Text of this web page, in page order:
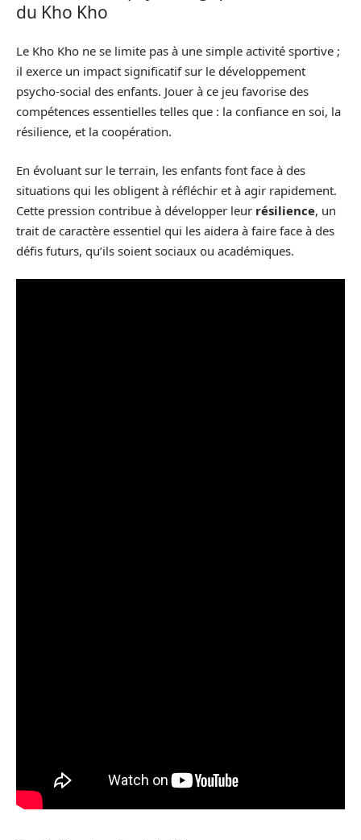
du Kho Kho
Le Kho Kho ne se limite pas à une simple activité sportive ;
il exerce un impact significatif sur le développement
psycho-social des enfants. Jouer à ce jeu favorise des
compétences essentielles telles que : la confiance en soi, la
résilience, et la coopération.
En évoluant sur le terrain, les enfants font face à des
situations qui les obligent à réfléchir et à agir rapidement.
Cette pression contribue à développer leur résilience, un
trait de caractère essentiel qui les aidera à faire face à des
défis futurs, qu’ils soient sociaux ou académiques.